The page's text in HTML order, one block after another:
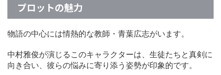
プロットの魅力
物語の中心には情熱的な教師・青葉広志がいます。
中村雅俊が演じるこのキャラクターは、生徒たちと真剣に
向き合い、彼らの悩みに寄り添う姿勢が印象的です。